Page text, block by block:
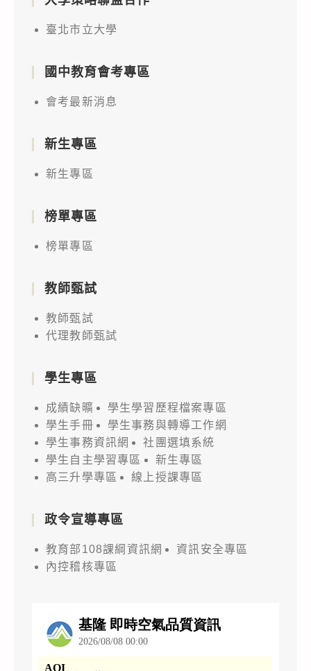
臺北市立大學
國中教育會考專區
會考最新消息
新生專區
新生專區
榜單專區
榜單專區
教師甄試
教師甄試
代理教師甄試
學生專區
成績缺曠
學生學習歷程檔案專區
學生手冊
學生事務與轉導工作網
學生事務資訊網
社團選填系統
學生自主學習專區
新生專區
高三升學專區
線上授課專區
政令宣導專區
教育部108課綱資訊網
資訊安全專區
內控稽核專區